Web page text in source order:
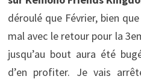
déroulé que Février, bien
mal avec le retour pour la
jusqu’au bout aura été
d’en profiter. Je vais